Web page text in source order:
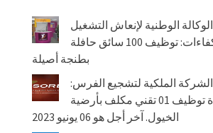
الوكالة الوطنية لإنعاش التشغيل
والكفاءات: توظيف 100 سائق حافلة
بطنجة أصيلة
الشركة الملكية لتشجيع الفرس:
مباراة توظيف 01 تقني مكلف بأرضية
الخيول. آخر أجل هو 06 يونيو 2023